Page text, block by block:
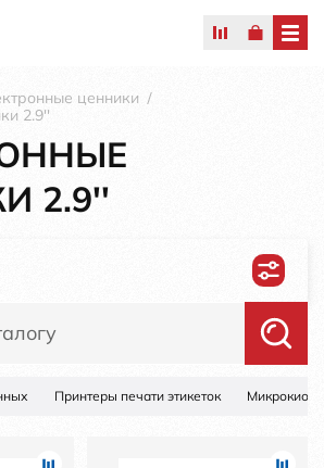
ценники
2.9''
2.9''
Принтеры печати этикеток